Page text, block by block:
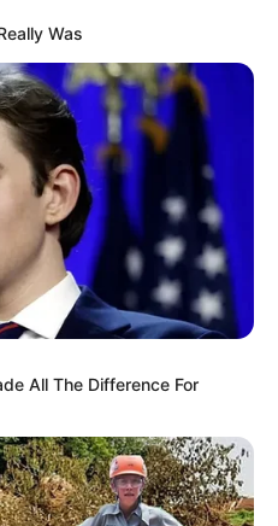
Was
All The Difference For